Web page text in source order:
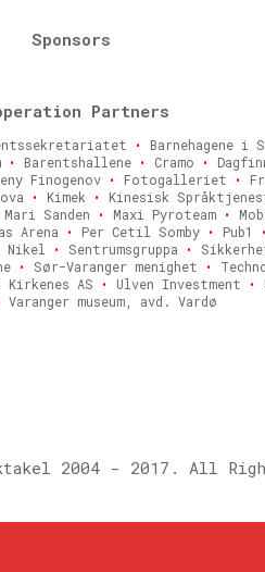
Sponsors
Partners
• Barnehagene i
• Barentshallene • Cramo •
Finogenov • Fotogalleriet •
• Kimek • Kinesisk
Mari Sanden • Maxi Pyroteam •
Arena • Per Cetil Somby • Pub1 •
Nikel • Sentrumsgruppa •
• Sør-Varanger menighet •
Kirkenes AS • Ulven Investment •
Varanger museum, avd. Vardø
2004 - 2017. All